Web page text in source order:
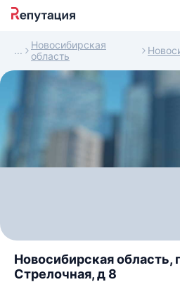
Новосибирская
область
Новосибирская область,
Стрелочная, д 8